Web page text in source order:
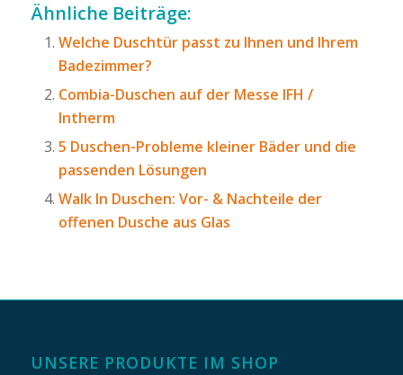
Ähnliche Beiträge:
Welche Duschtür passt zu Ihnen und Ihrem
Badezimmer?
Combia-Duschen auf der Messe IFH /
Intherm
5 Duschen-Probleme kleiner Bäder und die
passenden Lösungen
Walk In Duschen: Vor- & Nachteile der
offenen Dusche aus Glas
UNSERE PRODUKTE IM SHOP